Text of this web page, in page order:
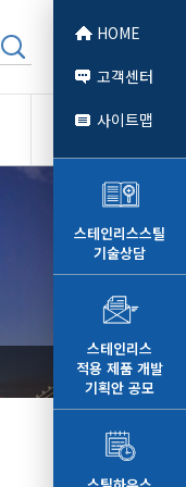
HOME
고객센터
사이트맵
스테인리스스틸
기술상담
스테인리스
적용 제품 개발
기획안 공모